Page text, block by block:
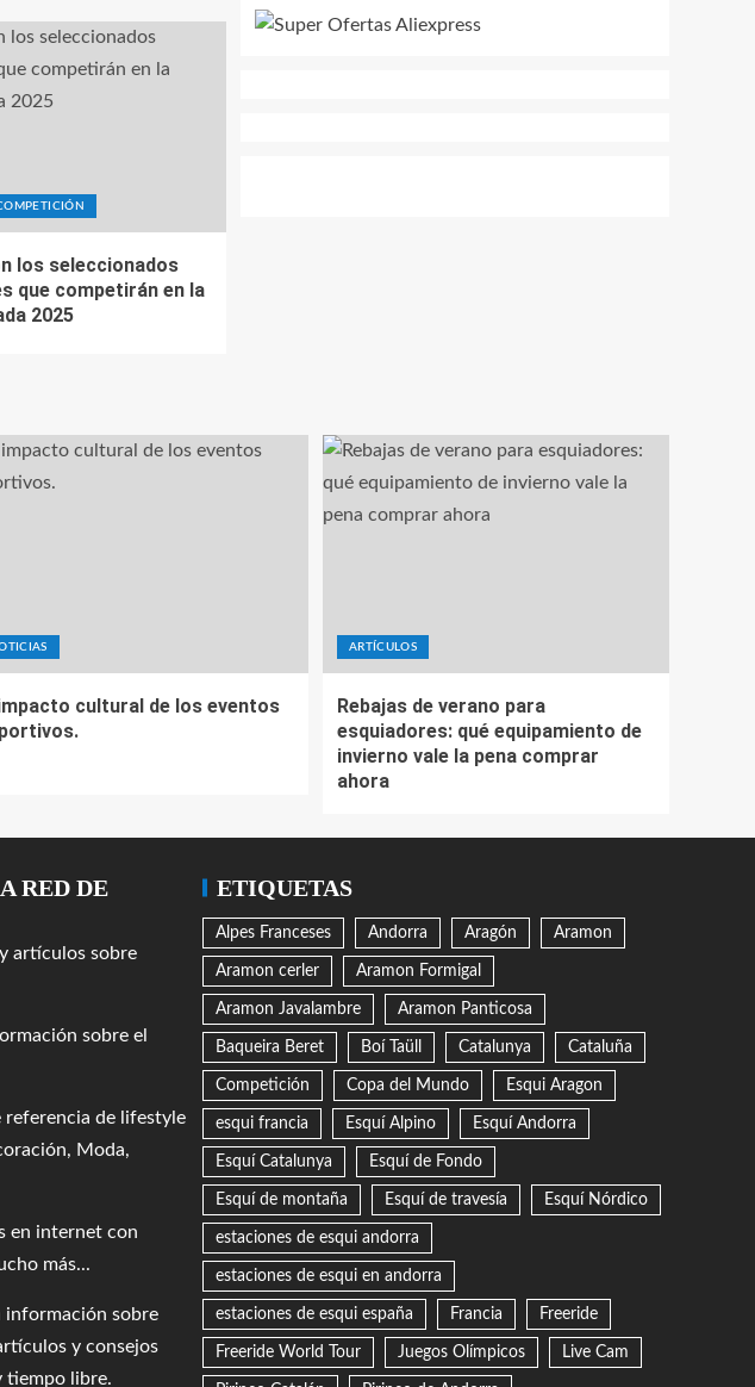
los seleccionados
que competirán en la
2025
cultural de los eventos
ARTÍCULOS
Rebajas de verano para
esquiadores: qué equipamiento de
invierno vale la pena comprar
ahora
RED DE
artículos sobre
sobre el
referencia de lifestyle
Moda,
en internet con
más...
información sobre
y consejos
tiempo libre.
ETIQUETAS
Alpes Franceses Andorra Aragón Aramon
Aramon cerler Aramon Formigal
Aramon Javalambre Aramon Panticosa
Baqueira Beret Boí Taüll Catalunya Cataluña
Competición Copa del Mundo Esqui Aragon
esqui francia Esquí Alpino Esquí Andorra
Esquí Catalunya Esquí de Fondo
Esquí de montaña Esquí de travesía Esquí Nórdico
estaciones de esqui andorra
estaciones de esqui en andorra
estaciones de esqui españa Francia Freeride
Freeride World Tour Juegos Olímpicos Live Cam